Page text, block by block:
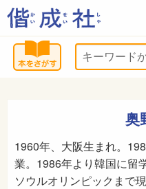
奥
1960年、大阪生まれ。
業。1986年より韓国に留
ソウルオリンピックまで